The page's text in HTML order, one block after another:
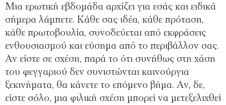
Μια ερωτική εβδομάδα αρχίζει για εσάς και ειδικά
σήμερα λάμπετε. Κάθε σας ιδέα, κάθε πρόταση,
κάθε πρωτοβουλία, συνοδεύεται από εκφράσεις
ενθουσιασμού και εύσημα από το περιβάλλον σας.
Αν είστε σε σχέση, παρά το ότι συνήθως στη χάση
του φεγγαριού δεν συνιστώνται καινούργια
ξεκινήματα, θα κάνετε το επόμενο βήμα. Αν, δε,
είστε σόλο, μια φιλική σχέση μπορεί να μετεξελιχθεί